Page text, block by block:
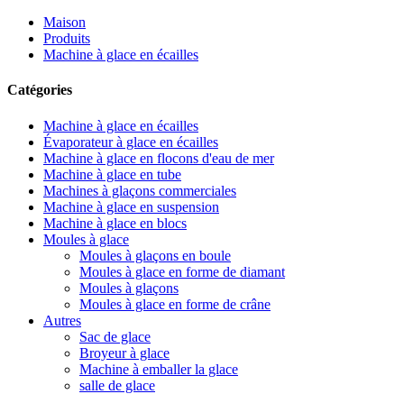
Maison
Produits
Machine à glace en écailles
Catégories
Machine à glace en écailles
Évaporateur à glace en écailles
Machine à glace en flocons d'eau de mer
Machine à glace en tube
Machines à glaçons commerciales
Machine à glace en suspension
Machine à glace en blocs
Moules à glace
Moules à glaçons en boule
Moules à glace en forme de diamant
Moules à glaçons
Moules à glace en forme de crâne
Autres
Sac de glace
Broyeur à glace
Machine à emballer la glace
salle de glace